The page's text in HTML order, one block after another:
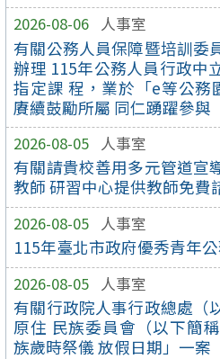
2026-08-06 人事室
有關公務人員保障暨培訓委
辦理 115年公務人員行政中
指定課 程，業於「e等公務
賡續鼓勵所屬 同仁踴躍參與
2026-08-05 人事室
有關請貴校善用多元管道宣
教師 研習中心提供教師免費
2026-08-05 人事室
115年臺北市政府優秀青年
2026-08-05 人事室
有關行政院人事行政總處（
原住 民族委員會（以下簡
族歲時祭儀 放假日期」一案